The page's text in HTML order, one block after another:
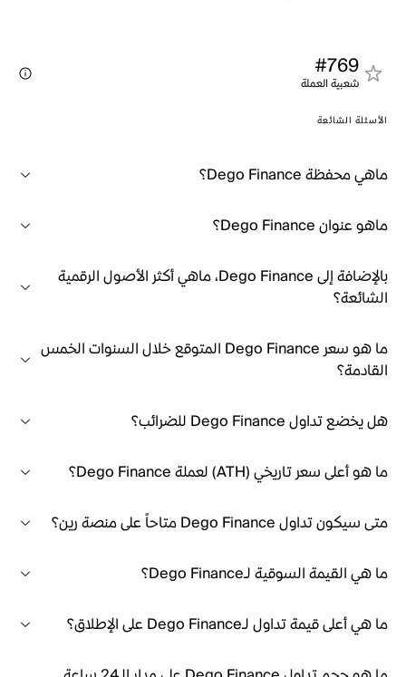
#769
شعبية العملة
الأسئلة الشائعة
ماهي محفظة Dego Finance؟
ماهو عنوان Dego Finance؟
بالإضافة إلى Dego Finance، ماهي أكثر الأصول الرقمية
الشائعة؟
ما هو سعر Dego Finance المتوقع خلال السنوات الخمس
القادمة؟
هل يخضع تداول Dego Finance للضرائب؟
ما هو أعلى سعر تاريخي (ATH) لعملة Dego Finance؟
متى سيكون تداول Dego Finance متاحاً على منصة رين؟
ما هي القيمة السوقية لـDego Finance؟
ما هي أعلى قيمة تداول لـDego Finance على الإطلاق؟